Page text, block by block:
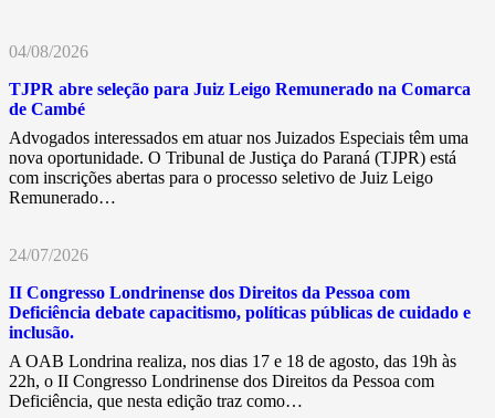
04/08/2026
TJPR abre seleção para Juiz Leigo Remunerado na Comarca
de Cambé
Advogados interessados em atuar nos Juizados Especiais têm uma
nova oportunidade. O Tribunal de Justiça do Paraná (TJPR) está
com inscrições abertas para o processo seletivo de Juiz Leigo
Remunerado…
24/07/2026
II Congresso Londrinense dos Direitos da Pessoa com
Deficiência debate capacitismo, políticas públicas de cuidado e
inclusão.
A OAB Londrina realiza, nos dias 17 e 18 de agosto, das 19h às
22h, o II Congresso Londrinense dos Direitos da Pessoa com
Deficiência, que nesta edição traz como…